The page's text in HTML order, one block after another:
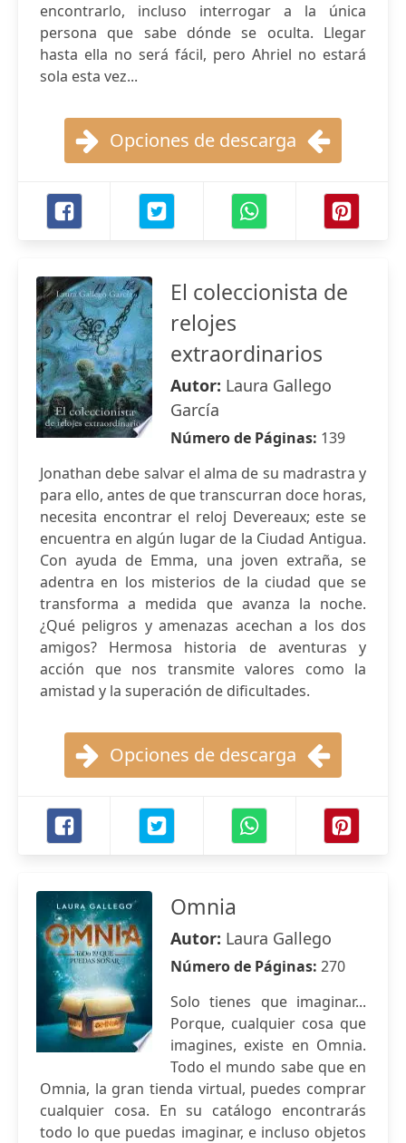
encontrarlo, incluso interrogar a la única
persona que sabe dónde se oculta. Llegar
hasta ella no será fácil, pero Ahriel no estará
sola esta vez...
Opciones de descarga
El coleccionista de
relojes
extraordinarios
Autor: Laura Gallego
García
Número de Páginas: 139
Jonathan debe salvar el alma de su madrastra y
para ello, antes de que transcurran doce horas,
necesita encontrar el reloj Devereaux; este se
encuentra en algún lugar de la Ciudad Antigua.
Con ayuda de Emma, una joven extraña, se
adentra en los misterios de la ciudad que se
transforma a medida que avanza la noche.
¿Qué peligros y amenazas acechan a los dos
amigos? Hermosa historia de aventuras y
acción que nos transmite valores como la
amistad y la superación de dificultades.
Opciones de descarga
Omnia
Autor: Laura Gallego
Número de Páginas: 270
Solo tienes que imaginar...
Porque, cualquier cosa que
imagines, existe en Omnia.
Todo el mundo sabe que en
Omnia, la gran tienda virtual, puedes comprar
cualquier cosa. En su catálogo encontrarás
todo lo que puedas imaginar, e incluso objetos